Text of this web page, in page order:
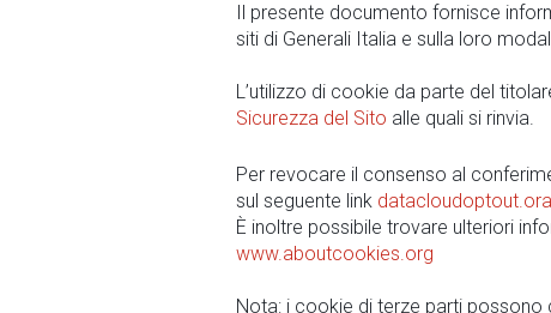
Il presente documento fornisce
siti di Generali Italia e sulla loro
L’utilizzo di cookie da parte del
Sicurezza del Sito alle quali si rinvia.
Per revocare il consenso al
sul seguente link
È inoltre possibile trovare ulteriori
www.aboutcookies.org
Nota: i cookie di terze parti possono